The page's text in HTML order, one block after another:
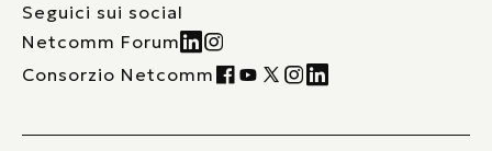
Seguici sui social
Netcomm Forum
Consorzio Netcomm